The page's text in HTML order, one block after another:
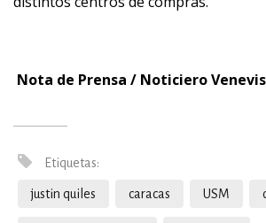
Nota de Prensa / Noticiero
Etiquetas:
justin quiles caracas USM